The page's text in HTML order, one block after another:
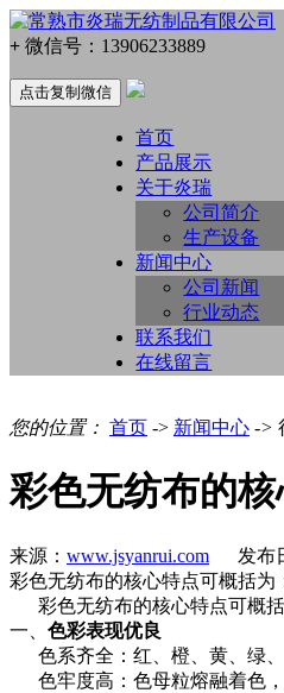
+ 微信号： 13906233889
点击复制微信
首页
产品展示
关于炎瑞
公司简介
生产设备
新闻中心
公司新闻
行业动态
联系我们
在线留言
您的位置： 首页 -> 新闻中心 ->
彩色无纺布的
来源： www.jsyanrui.com 发布日
彩色无纺布的核心特点可概括为
彩色无纺布的核心特点可概括
一、 色彩表现优良
色系齐全：红、橙、黄、绿、
色牢度高：色母粒熔融着色，